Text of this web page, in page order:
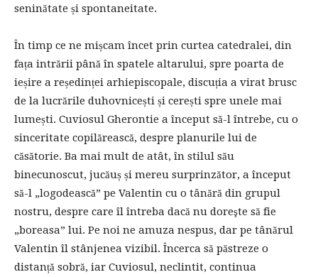
seninătate și spontaneitate.
În timp ce ne mișcam încet prin curtea catedralei, din
fața intrării până în spatele altarului, spre poarta de
ieșire a reședinței arhiepiscopale, discuția a virat brusc
de la lucrările duhovnicești și cerești spre unele mai
lumești. Cuviosul Gherontie a început să-l întrebe, cu o
sinceritate copilărească, despre planurile lui de
căsătorie. Ba mai mult de atât, în stilul său
binecunoscut, jucăuș și mereu surprinzător, a început
să-l „logodească” pe Valentin cu o tânără din grupul
nostru, despre care îl întreba dacă nu doreşte să fie
„boreasa” lui. Pe noi ne amuza nespus, dar pe tânărul
Valentin îl stânjenea vizibil. Încerca să păstreze o
distanță sobră, iar Cuviosul, neclintit, continua